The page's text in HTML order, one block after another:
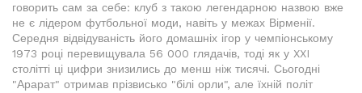
говорить сам за себе: клуб з такою легендарною назвою вже
не є лідером футбольної моди, навіть у межах Вірменії.
Середня відвідуваність його домашніх ігор у чемпіонському
1973 році перевищувала 56 000 глядачів, тоді як у XXI
столітті ці цифри знизились до менш ніж тисячі. Сьогодні
"Арарат" отримав прізвисько "білі орли", але їхній політ